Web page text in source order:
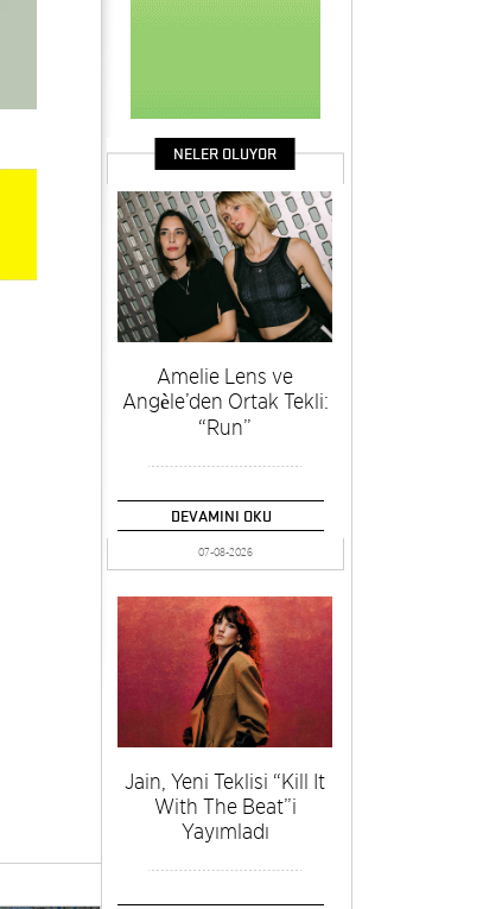
NELER OLUYOR
Amelie Lens ve
Angèle’den Ortak Tekli:
“Run”
DEVAMINI OKU
07-08-2026
Jain, Yeni Teklisi “Kill It
With The Beat”i
Yayımladı